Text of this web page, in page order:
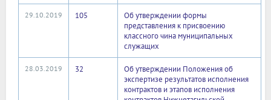
29.10.2019 105
Об утверждении формы
представления к присвоению
классного чина муниципальных
служащих
28.03.2019 32
Об утверждении Положения об
экспертизе результатов исполнения
контрактов и этапов исполнения